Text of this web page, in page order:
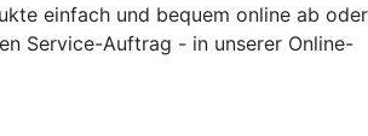
einfach und bequem online ab oder
Service-Auftrag - in unserer Online-